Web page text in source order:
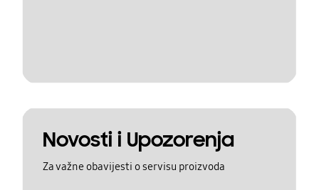
Novosti i Upozorenja
Za važne obavijesti o servisu proizvoda